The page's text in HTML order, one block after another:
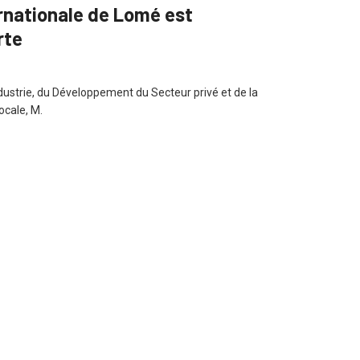
de Lomé est
du Développement du Secteur privé et de la
M.